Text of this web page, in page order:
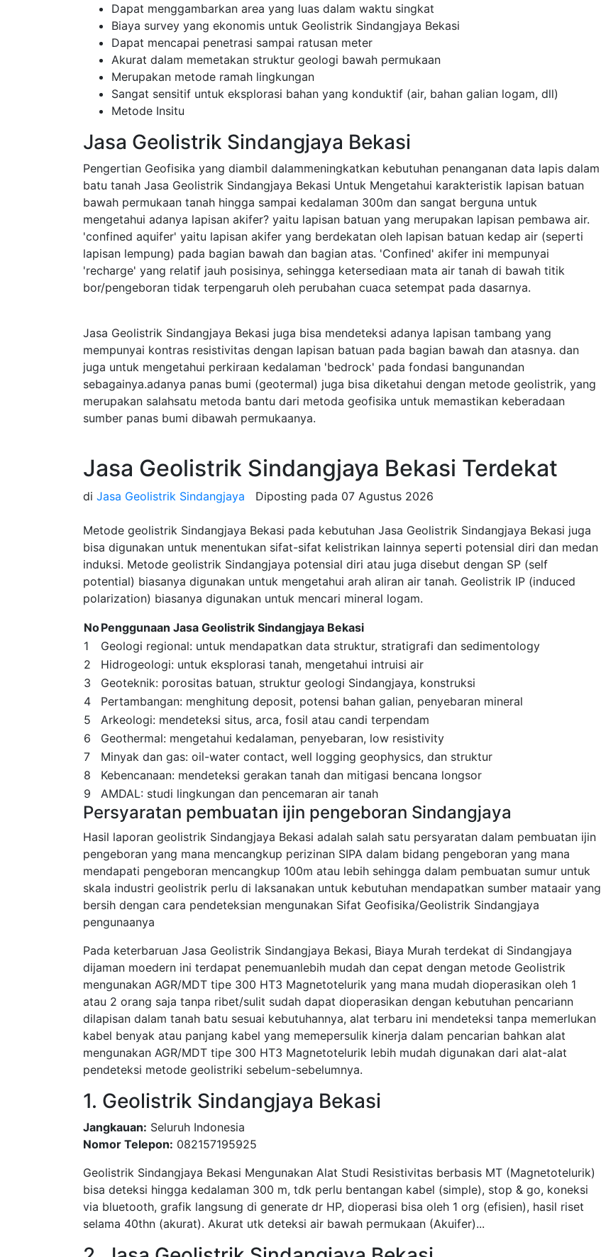
Dapat menggambarkan area yang luas dalam waktu singkat
Biaya survey yang ekonomis untuk Geolistrik Sindangjaya Bekasi
Dapat mencapai penetrasi sampai ratusan meter
Akurat dalam memetakan struktur geologi bawah permukaan
Merupakan metode ramah lingkungan
Sangat sensitif untuk eksplorasi bahan yang konduktif (air, bahan galian logam, dll)
Metode Insitu
Jasa Geolistrik Sindangjaya Bekasi
Pengertian Geofisika yang diambil dalammeningkatkan kebutuhan penanganan data lapis dalam
batu tanah Jasa Geolistrik Sindangjaya Bekasi Untuk Mengetahui karakteristik lapisan batuan
bawah permukaan tanah hingga sampai kedalaman 300m dan sangat berguna untuk
mengetahui adanya lapisan akifer? yaitu lapisan batuan yang merupakan lapisan pembawa air.
'confined aquifer' yaitu lapisan akifer yang berdekatan oleh lapisan batuan kedap air (seperti
lapisan lempung) pada bagian bawah dan bagian atas. 'Confined' akifer ini mempunyai
'recharge' yang relatif jauh posisinya, sehingga ketersediaan mata air tanah di bawah titik
bor/pengeboran tidak terpengaruh oleh perubahan cuaca setempat pada dasarnya.
Jasa Geolistrik Sindangjaya Bekasi juga bisa mendeteksi adanya lapisan tambang yang
mempunyai kontras resistivitas dengan lapisan batuan pada bagian bawah dan atasnya. dan
juga untuk mengetahui perkiraan kedalaman 'bedrock' pada fondasi bangunandan
sebagainya.adanya panas bumi (geotermal) juga bisa diketahui dengan metode geolistrik, yang
merupakan salahsatu metoda bantu dari metoda geofisika untuk memastikan keberadaan
sumber panas bumi dibawah permukaanya.
Jasa Geolistrik Sindangjaya Bekasi Terdekat
di Jasa Geolistrik Sindangjaya Diposting pada 07 Agustus 2026
Metode geolistrik Sindangjaya Bekasi pada kebutuhan Jasa Geolistrik Sindangjaya Bekasi juga
bisa digunakan untuk menentukan sifat-sifat kelistrikan lainnya seperti potensial diri dan medan
induksi. Metode geolistrik Sindangjaya potensial diri atau juga disebut dengan SP (self
potential) biasanya digunakan untuk mengetahui arah aliran air tanah. Geolistrik IP (induced
polarization) biasanya digunakan untuk mencari mineral logam.
NoPenggunaan Jasa Geolistrik Sindangjaya Bekasi
1
Geologi regional: untuk mendapatkan data struktur, stratigrafi dan sedimentology
2
Hidrogeologi: untuk eksplorasi tanah, mengetahui intruisi air
3
Geoteknik: porositas batuan, struktur geologi Sindangjaya, konstruksi
4
Pertambangan: menghitung deposit, potensi bahan galian, penyebaran mineral
5
Arkeologi: mendeteksi situs, arca, fosil atau candi terpendam
6
Geothermal: mengetahui kedalaman, penyebaran, low resistivity
7
Minyak dan gas: oil-water contact, well logging geophysics, dan struktur
8
Kebencanaan: mendeteksi gerakan tanah dan mitigasi bencana longsor
9
AMDAL: studi lingkungan dan pencemaran air tanah
Persyaratan pembuatan ijin pengeboran Sindangjaya
Hasil laporan geolistrik Sindangjaya Bekasi adalah salah satu persyaratan dalam pembuatan ijin
pengeboran yang mana mencangkup perizinan SIPA dalam bidang pengeboran yang mana
mendapati pengeboran mencangkup 100m atau lebih sehingga dalam pembuatan sumur untuk
skala industri geolistrik perlu di laksanakan untuk kebutuhan mendapatkan sumber mataair yang
bersih dengan cara pendeteksian mengunakan Sifat Geofisika/Geolistrik Sindangjaya
pengunaanya
Pada keterbaruan Jasa Geolistrik Sindangjaya Bekasi, Biaya Murah terdekat di Sindangjaya
dijaman moedern ini terdapat penemuanlebih mudah dan cepat dengan metode Geolistrik
mengunakan AGR/MDT tipe 300 HT3 Magnetotelurik yang mana mudah dioperasikan oleh 1
atau 2 orang saja tanpa ribet/sulit sudah dapat dioperasikan dengan kebutuhan pencariann
dilapisan dalam tanah batu sesuai kebutuhannya, alat terbaru ini mendeteksi tanpa memerlukan
kabel benyak atau panjang kabel yang memepersulik kinerja dalam pencarian bahkan alat
mengunakan AGR/MDT tipe 300 HT3 Magnetotelurik lebih mudah digunakan dari alat-alat
pendeteksi metode geolistriki sebelum-sebelumnya.
1. Geolistrik Sindangjaya Bekasi
Jangkauan: Seluruh Indonesia
Nomor Telepon: 082157195925
Geolistrik Sindangjaya Bekasi Mengunakan Alat Studi Resistivitas berbasis MT (Magnetotelurik)
bisa deteksi hingga kedalaman 300 m, tdk perlu bentangan kabel (simple), stop & go, koneksi
via bluetooth, grafik langsung di generate dr HP, dioperasi bisa oleh 1 org (efisien), hasil riset
selama 40thn (akurat). Akurat utk deteksi air bawah permukaan (Akuifer)...